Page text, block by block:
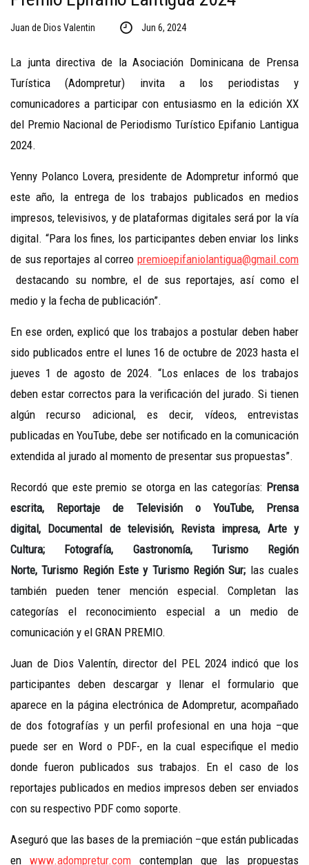
Juan de Dios Valentin Jun 6, 2024
La junta directiva de la Asociación Dominicana de Prensa
Turística (Adompretur) invita a los periodistas y
comunicadores a participar con entusiasmo en la edición XX
del Premio Nacional de Periodismo Turístico Epifanio Lantigua
2024.
Yenny Polanco Lovera, presidente de Adompretur informó que
este año, la entrega de los trabajos publicados en medios
impresos, televisivos, y de plataformas digitales será por la vía
digital. “Para los fines, los participantes deben enviar los links
de sus reportajes al correo premioepifaniolantigua@gmail.com
destacando su nombre, el de sus reportajes, así como el
medio y la fecha de publicación”.
En ese orden, explicó que los trabajos a postular deben haber
sido publicados entre el lunes 16 de octubre de 2023 hasta el
jueves 1 de agosto de 2024. “Los enlaces de los trabajos
deben estar correctos para la verificación del jurado. Si tienen
algún recurso adicional, es decir, vídeos, entrevistas
publicadas en YouTube, debe ser notificado en la comunicación
extendida al jurado al momento de presentar sus propuestas”.
Recordó que este premio se otorga en las categorías: Prensa
escrita, Reportaje de Televisión o YouTube, Prensa
digital, Documental de televisión, Revista impresa, Arte y
Cultura; Fotografía, Gastronomía, Turismo Región
Norte,Turismo Región Este y Turismo Región Sur; las cuales
también pueden tener mención especial. Completan las
categorías el reconocimiento especial a un medio de
comunicación y el GRAN PREMIO.
Juan de Dios Valentín, director del PEL 2024 indicó que los
participantes deben descargar y llenar el formulario que
aparece en la página electrónica de Adompretur, acompañado
de dos fotografías y un perfil profesional en una hoja –que
puede ser en Word o PDF-, en la cual especifique el medio
donde fueron publicados sus trabajos. En el caso de los
reportajes publicados en medios impresos deben ser enviados
con su respectivo PDF como soporte.
Aseguró que las bases de la premiación –que están publicadas
en www.adompretur.com contemplan que las propuestas